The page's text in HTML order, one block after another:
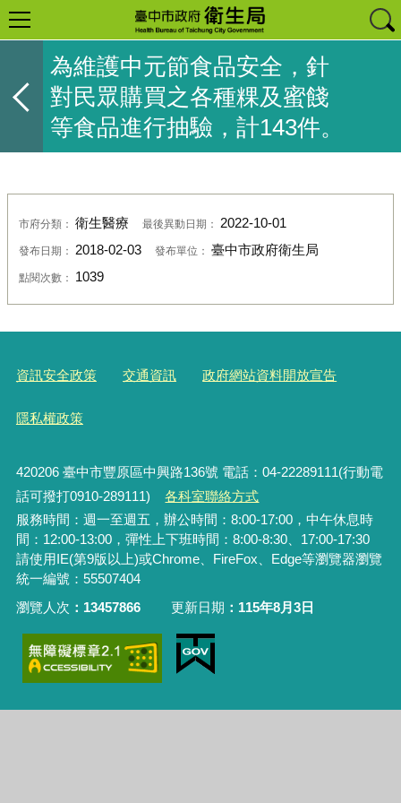
為維護中元節食品安全，針
對民眾購買之各種粿及蜜餞
等食品進行抽驗，計143件。
市府分類： 衛生醫療 最後異動日期： 2022-10-01
發布日期： 2018-02-03 發布單位： 臺中市政府衛生局
點閱次數： 1039
資訊安全政策 交通資訊 政府網站資料開放宣告
隱私權政策
420206臺中市豐原區中興路136號 電話：04-22289111(行動電
話可撥打0910-289111)
各科室聯絡方式
服務時間：週一至週五，辦公時間：8:00-17:00，中午休息時
間：12:00-13:00，彈性上下班時間：8:00-8:30、17:00-17:30
請使用IE(第9版以上)或Chrome、FireFox、Edge等瀏覽器瀏覽
統一編號：55507404
瀏覽人次
13457866 更新日期 115年8月3日